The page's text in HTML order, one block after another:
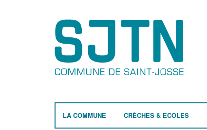
LA COMMUNE CRÈCHES & ECOLES